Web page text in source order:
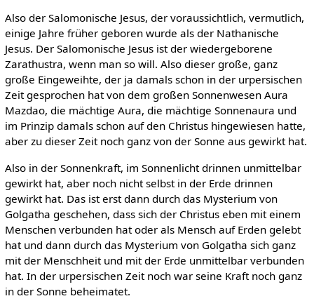
Also der Salomonische Jesus, der voraussichtlich, vermutlich,
einige Jahre früher geboren wurde als der Nathanische
Jesus. Der Salomonische Jesus ist der wiedergeborene
Zarathustra, wenn man so will. Also dieser große, ganz
große Eingeweihte, der ja damals schon in der urpersischen
Zeit gesprochen hat von dem großen Sonnenwesen Aura
Mazdao, die mächtige Aura, die mächtige Sonnenaura und
im Prinzip damals schon auf den Christus hingewiesen hatte,
aber zu dieser Zeit noch ganz von der Sonne aus gewirkt hat.
Also in der Sonnenkraft, im Sonnenlicht drinnen unmittelbar
gewirkt hat, aber noch nicht selbst in der Erde drinnen
gewirkt hat. Das ist erst dann durch das Mysterium von
Golgatha geschehen, dass sich der Christus eben mit einem
Menschen verbunden hat oder als Mensch auf Erden gelebt
hat und dann durch das Mysterium von Golgatha sich ganz
mit der Menschheit und mit der Erde unmittelbar verbunden
hat. In der urpersischen Zeit noch war seine Kraft noch ganz
in der Sonne beheimatet.